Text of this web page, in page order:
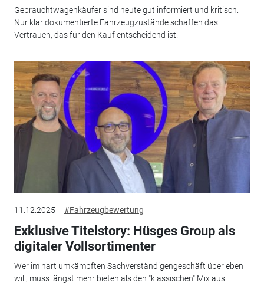
Gebrauchtwagenkäufer sind heute gut informiert und kritisch.
Nur klar dokumentierte Fahrzeug­zustände schaffen das
Vertrauen, das für den Kauf entscheidend ist.
11.12.2025 #Fahrzeugbewertung
Exklusive Titelstory: Hüsges Group als
digitaler Vollsortimenter
Wer im hart umkämpften Sachverständigengeschäft überleben
will, muss längst mehr bieten als den "klassischen" Mix aus